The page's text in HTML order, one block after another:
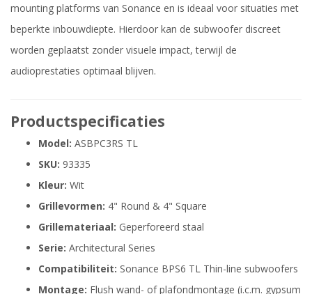
mounting platforms van Sonance en is ideaal voor situaties met
beperkte inbouwdiepte. Hierdoor kan de subwoofer discreet
worden geplaatst zonder visuele impact, terwijl de
audioprestaties optimaal blijven.
Productspecificaties
Model: ASBPC3RS TL
SKU: 93335
Kleur: Wit
Grillevormen: 4" Round & 4" Square
Grillemateriaal: Geperforeerd staal
Serie: Architectural Series
Compatibiliteit: Sonance BPS6 TL Thin-line subwoofers
Montage: Flush wand- of plafondmontage (i.c.m. gypsum